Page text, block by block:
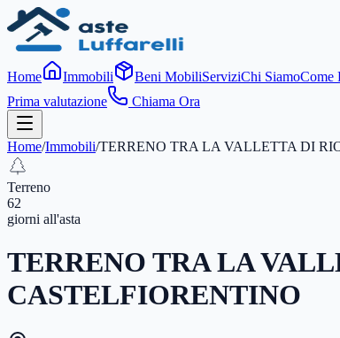
Home Immobili Beni MobiliServiziChi SiamoCome
Prima valutazione
Chiama Ora
Home/Immobili/TERRENO TRA LA VALLETTA DI
Terreno
62
giorni all'asta
TERRENO TRA LA
CASTELFIORENTINO